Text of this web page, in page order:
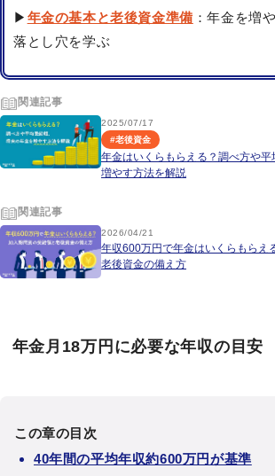
▶ 年金の基本と老後資金準備 ：年金を増
落とし穴を学ぶ
関連記事
2025/07/17
#老後資金
年金はいくらもらえる？調べ方や
増やす方法を解説
関連記事
2026/04/21
年収600万円で年金はいくらもらえ
老後資金の備え方
年金月18万円に必要な年収の目安
この章の目次
40年間の平均年収約600万円が基準